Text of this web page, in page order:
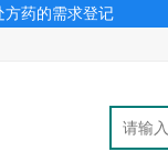
方药的需求登记